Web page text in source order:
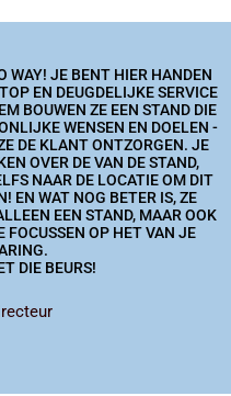
WAY! JE BENT HIER HANDEN
EN DEUGDELIJKE SERVICE
BOUWEN ZE EEN STAND DIE
WENSEN EN DOELEN -
DE KLANT ONTZORGEN. JE
OVER DE VAN DE STAND,
NAAR DE LOCATIE OM DIT
EN WAT NOG BETER IS, ZE
EEN STAND, MAAR OOK
FOCUSSEN OP HET VAN JE
DIE BEURS!